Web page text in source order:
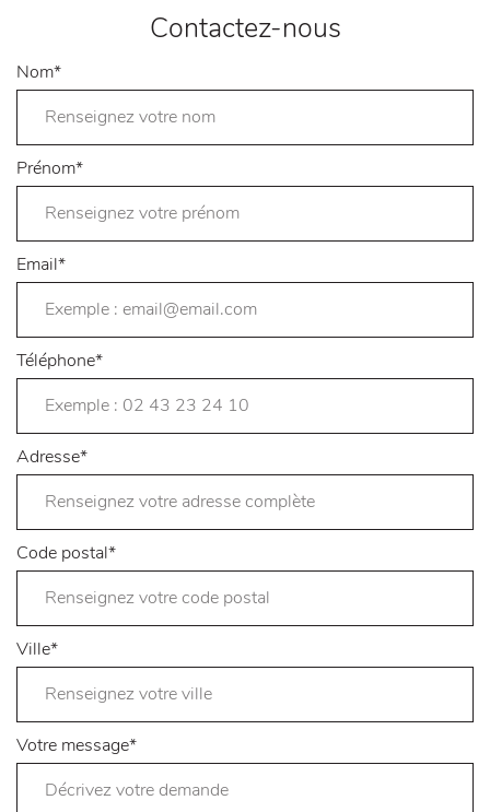
Contactez-nous
Nom*
Prénom*
Email*
Téléphone*
Adresse*
Code postal*
Ville*
Votre message*